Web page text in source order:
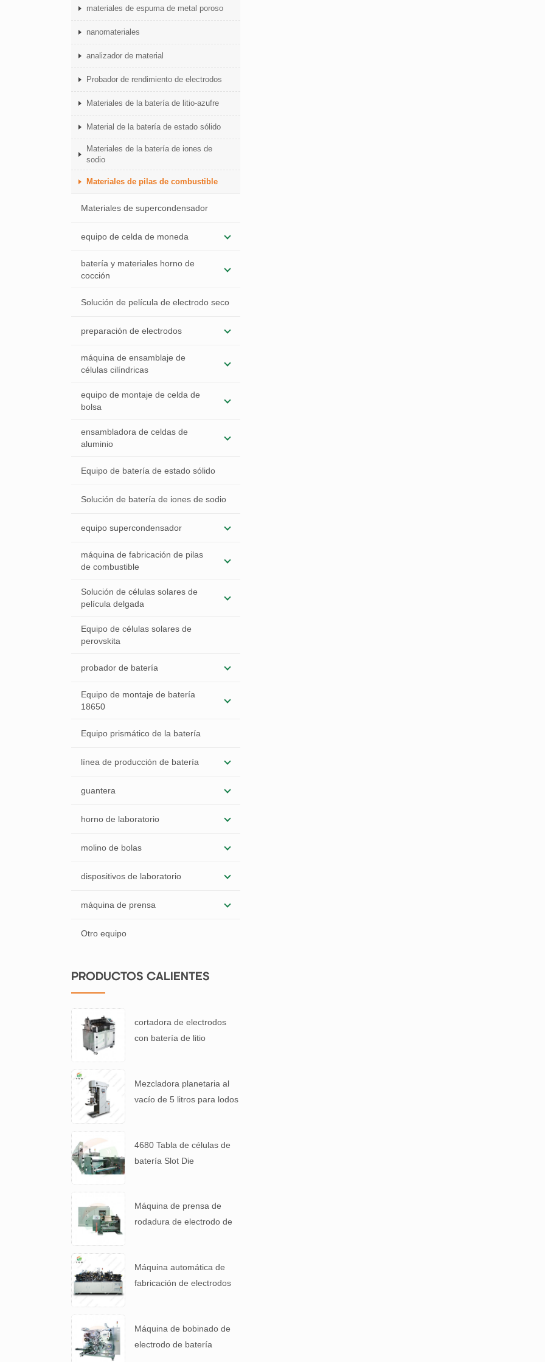
materiales de espuma de metal poroso
nanomateriales
analizador de material
Probador de rendimiento de electrodos
Materiales de la batería de litio-azufre
Material de la batería de estado sólido
Materiales de la batería de iones de
sodio
Materiales de pilas de combustible
Materiales de supercondensador
equipo de celda de moneda
batería y materiales horno de
cocción
Solución de película de electrodo seco
preparación de electrodos
máquina de ensamblaje de
células cilíndricas
equipo de montaje de celda de
bolsa
ensambladora de celdas de
aluminio
Equipo de batería de estado sólido
Solución de batería de iones de sodio
equipo supercondensador
máquina de fabricación de pilas
de combustible
Solución de células solares de
película delgada
Equipo de células solares de
perovskita
probador de batería
Equipo de montaje de batería
18650
Equipo prismático de la batería
línea de producción de batería
guantera
horno de laboratorio
molino de bolas
dispositivos de laboratorio
máquina de prensa
Otro equipo
PRODUCTOS CALIENTES
cortadora de electrodos
con batería de litio
Mezcladora planetaria al
vacío de 5 litros para lodos
4680 Tabla de células de
batería Slot Die
electrodos
Máquina de prensa de
rodadura de electrodo de
Máquina automática de
fabricación de electrodos
Máquina de bobinado de
electrodo de batería